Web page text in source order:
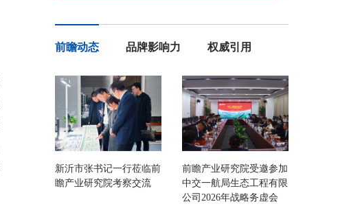
前瞻动态 品牌影响力 权威引用
新沂市张书记一行莅临前
瞻产业研究院考察交流
前瞻产业研究院受邀参加
中交一航局生态工程有限
公司2026年战略务虚会